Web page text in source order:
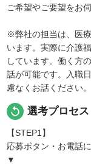
ご希望やご要望をお
※弊社の担当は、医
います。実際に介護
しています。働く方
話が可能です。入職
慮なくお話ください。
replay 選考プロセス
【STEP1】
応募ボタン・お電話
▼